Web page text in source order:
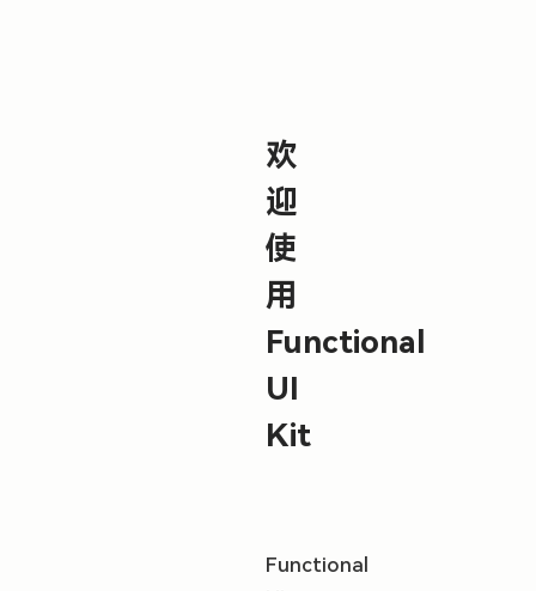
欢
迎
使
用
Functional
UI
Kit
Functional